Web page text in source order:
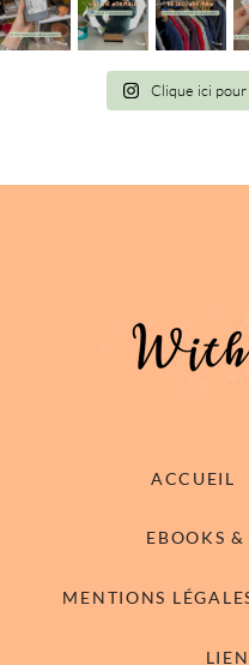
Clique ici
ACCUEIL
EBOOKS
MENTIONS